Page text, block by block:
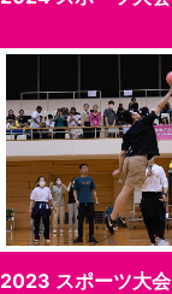
2023 スポーツ大会